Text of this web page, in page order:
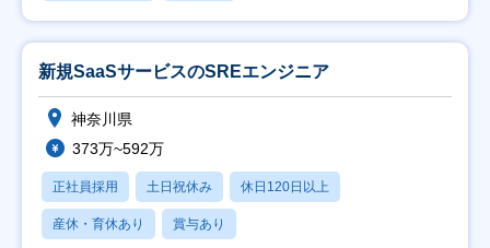
新規SaaSサービスのSREエンジニア
神奈川県
373万~592万
正社員採用 土日祝休み 休日120日以上
産休・育休あり 賞与あり